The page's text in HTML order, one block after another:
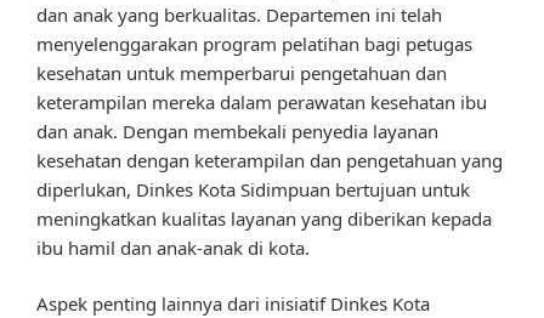
dan anak yang berkualitas. Departemen ini telah
menyelenggarakan program pelatihan bagi petugas
kesehatan untuk memperbarui pengetahuan dan
keterampilan mereka dalam perawatan kesehatan ibu
dan anak. Dengan membekali penyedia layanan
kesehatan dengan keterampilan dan pengetahuan yang
diperlukan, Dinkes Kota Sidimpuan bertujuan untuk
meningkatkan kualitas layanan yang diberikan kepada
ibu hamil dan anak-anak di kota.
Aspek penting lainnya dari inisiatif Dinkes Kota